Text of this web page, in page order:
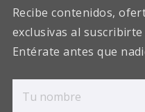
Recibe contenidos,
exclusivas al
Entérate antes que